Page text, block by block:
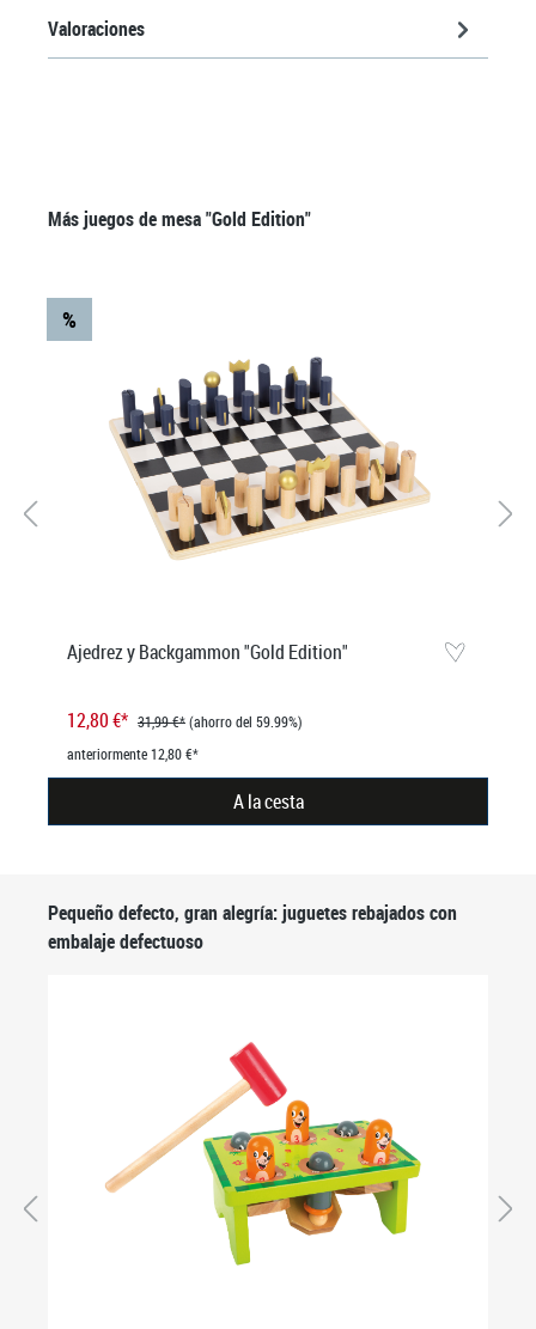
Valoraciones
Omitir la galería de productos
Más juegos de mesa "Gold Edition"
%
Ajedrez y Backgammon "Gold Edition"
12,80 €* 31,99 €*(ahorro del 59.99%)
anteriormente 12,80 €*
A la cesta
Omitir la galería de productos
Pequeño defecto, gran alegría: juguetes rebajados con
embalaje defectuoso